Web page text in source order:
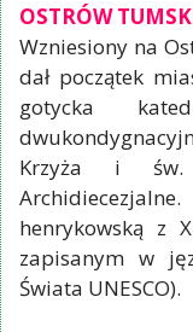
OSTRÓW
Wzniesiony na
dał początek
gotycka
Krzyża i św.
henrykowską z
zapisanym w
Świata UNESCO).